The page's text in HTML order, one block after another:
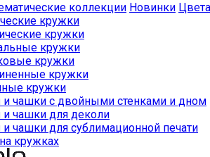
коллекции Новинки Цвета
кружки
кружки
кружки
кружки
кружки
кружки
чашки с двойными стенками и дном
чашки для деколи
чашки для сублимационной печати
кружках